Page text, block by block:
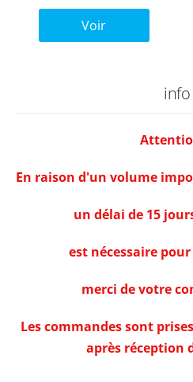
info
En raison d'un volume
un délai de 15
est nécessaire
merci de votre
Les commandes sont
après réception
Voir